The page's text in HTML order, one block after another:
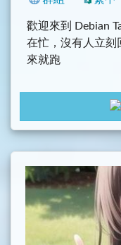
歡迎來到 Debian
在忙，沒有人立刻
來就跑
本群組與 IRC 連動
#dot@irc.oftc.net